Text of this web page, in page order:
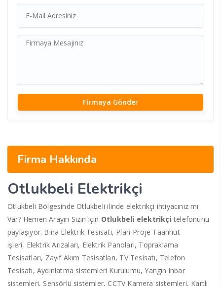
Firma Hakkında
Otlukbeli Elektrikçi
Otlukbeli Bölgesinde Otlukbeli ilinde elektrikçi ihtiyacınız mı
Var? Hemen Arayın Sizin için Otlukbeli elektrikçi telefonunu
paylaşıyor. Bina Elektrik Tesisatı, Plan-Proje Taahhüt
işleri, Elektrik Arızaları, Elektrik Panoları, Topraklama
Tesisatları, Zayıf Akım Tesisatları, TV Tesisatı, Telefon
Tesisatı, Aydınlatma sistemleri Kurulumu, Yangın ihbar
sistemleri, Sensörlü sistemler, CCTV Kamera sistemleri, Kartlı